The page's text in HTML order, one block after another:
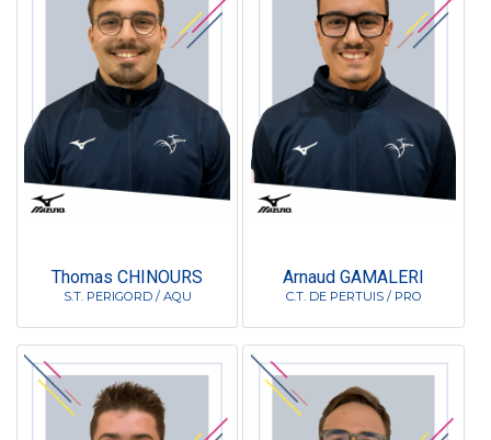
Thomas CHINOURS
S.T. PERIGORD / AQU
Arnaud GAMALERI
C.T. DE PERTUIS / PRO